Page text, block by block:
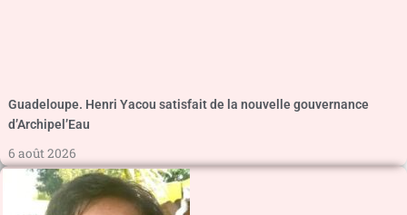
Guadeloupe. Henri Yacou satisfait de la nouvelle gouvernance
d’Archipel’Eau
6 août 2026